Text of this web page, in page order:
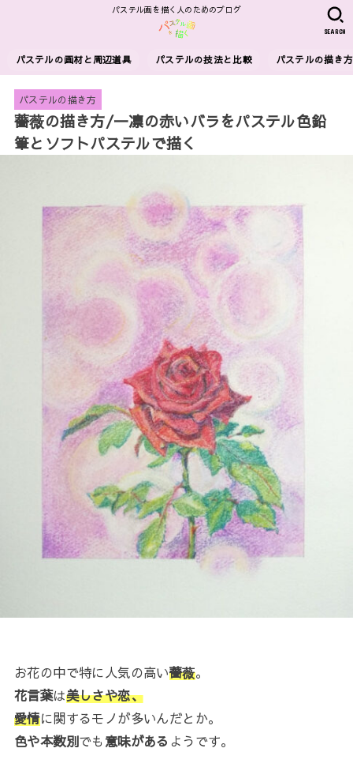
パステル画を描く人のためのブログ
パステルの画材と周辺道具 パステルの技法と比較 パステルの描き方
SEARCH
パステルの描き方
薔薇の描き方/一凛の赤いバラをパステル色鉛
筆とソフトパステルで描く
お花の中で特に人気の高い薔薇。
花言葉は美しさや恋、
愛情に関するモノが多いんだとか。
色や本数別でも意味がある ようです。